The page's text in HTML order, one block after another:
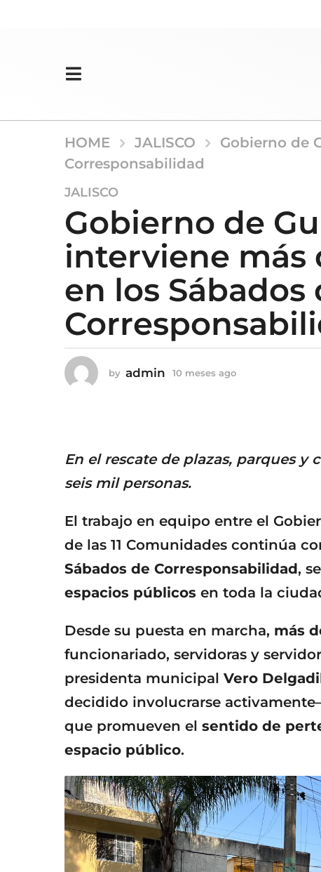
HOME JALISCO
Gobierno de
Corresponsabilidad
1
m
s
e
s
a
g
0
m
s
g
JALISCO
Gobierno de
interviene más
en los Sábados
by admin 10 meses ago
a
En el rescate de plazas, parques
seis mil personas.
El trabajo en equipo entre el
de las 11 Comunidades continúa
Sábados de Corresponsabilidad,
espacios públicos en toda la
Desde su puesta en marcha, más
funcionariado, servidoras y
presidenta municipal Vero
decidido involucrarse
que promueven el sentido de
espacio público.